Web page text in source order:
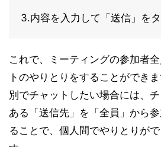
3.内容を入力して「送信」を
これで、ミーティングの参加者
トのやりとりをすることができ
別でチャットしたい場合には、
ある「送信先」を「全員」から
ることで、個人間でやりとりが